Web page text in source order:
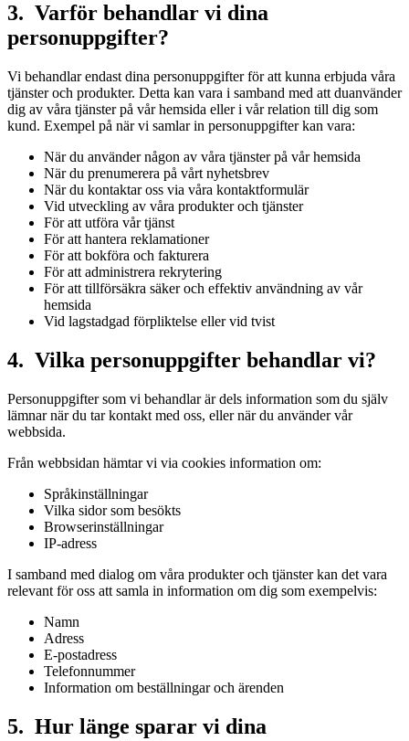
3. Varför behandlar vi dina
personuppgifter?
Vi behandlar endast dina personuppgifter för att kunna erbjuda våra
tjänster och produkter. Detta kan vara i samband med att duanvänder
dig av våra tjänster på vår hemsida eller i vår relation till dig som
kund. Exempel på när vi samlar in personuppgifter kan vara:
När du använder någon av våra tjänster på vår hemsida
När du prenumerera på vårt nyhetsbrev
När du kontaktar oss via våra kontaktformulär
Vid utveckling av våra produkter och tjänster
För att utföra vår tjänst
För att hantera reklamationer
För att bokföra och fakturera
För att administrera rekrytering
För att tillförsäkra säker och effektiv användning av vår
hemsida
Vid lagstadgad förpliktelse eller vid tvist
4. Vilka personuppgifter behandlar vi?
Personuppgifter som vi behandlar är dels information som du själv
lämnar när du tar kontakt med oss, eller när du använder vår
webbsida.
Från webbsidan hämtar vi via cookies information om:
Språkinställningar
Vilka sidor som besökts
Browserinställningar
IP-adress
I samband med dialog om våra produkter och tjänster kan det vara
relevant för oss att samla in information om dig som exempelvis:
Namn
Adress
E-postadress
Telefonnummer
Information om beställningar och ärenden
5. Hur länge sparar vi dina